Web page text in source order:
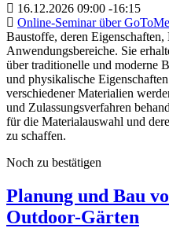
16.12.2026 09:00 -16:15
Online-Seminar über
Baustoffe, deren
Anwendungsbereiche. Sie
über traditionelle und moderne
und physikalische
verschiedener Materialien
und Zulassungsverfahren
für die Materialauswahl und
zu schaffen.
Noch zu bestätigen
Planung und Bau
Outdoor-Gärten